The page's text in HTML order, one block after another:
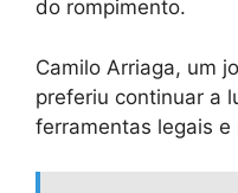
do rompimento.
Camilo Arriaga, um
preferiu continuar a
ferramentas legais